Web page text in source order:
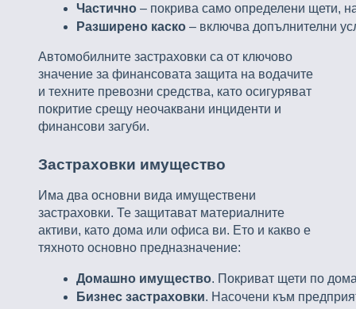
Частично – покрива само определени щети,
Разширено каско – включва допълнителни
Автомобилните застраховки са от ключово
значение за финансовата защита на водачите
и техните превозни средства, като осигуряват
покритие срещу неочаквани инциденти и
финансови загуби.
Застраховки имущество
Има два основни вида имуществени
застраховки. Те защитават материалните
активи, като дома или офиса ви. Ето и какво е
тяхното основно предназначение:
Домашно имущество. Покриват щети по
Бизнес застраховки. Насочени към